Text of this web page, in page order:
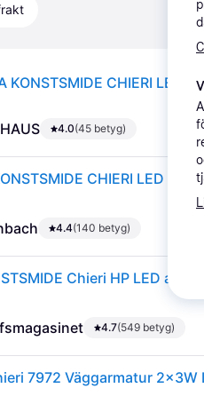
KONSTSMIDE CHIERI LED
4.0(45 betyg)
CHIERI LED VIT
4.4(140 betyg)
Chieri HP LED
4.7(549 betyg)
7972 Väggarmatur 2x3W